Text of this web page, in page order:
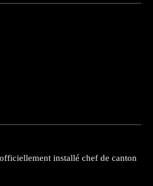
installé chef de canton